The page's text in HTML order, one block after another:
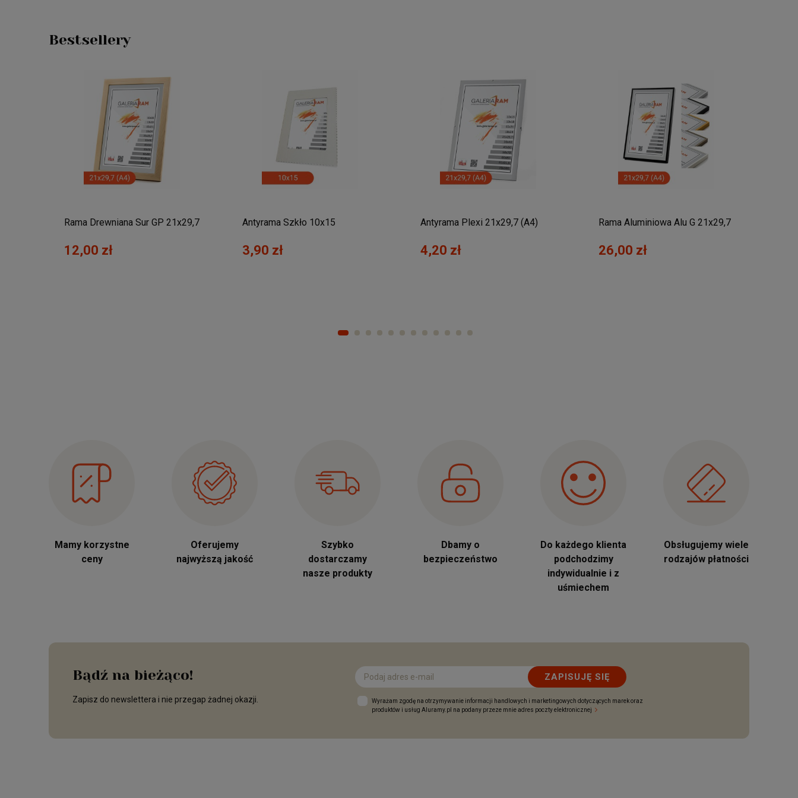
Bestsellery
Rama Drewniana Sur GP 21x29,7
12,00 zł
Antyrama Szkło 10x15
3,90 zł
Antyrama Plexi 21x29,7 (A4)
4,20 zł
Rama Aluminiowa Alu G 21x29,7
26,00 zł
Mamy korzystne
ceny
Oferujemy
najwyższą jakość
Szybko
dostarczamy
nasze produkty
Dbamy o
bezpieczeństwo
Do każdego klienta
podchodzimy
indywidualnie i z
uśmiechem
Obsługujemy wiele
rodzajów płatności
Bądź na bieżąco!
Zapisz do newslettera i nie przegap żadnej okazji.
ZAPISUJĘ SIĘ
Wyrażam zgodę na otrzymywanie informacji handlowych i marketingowych dotyczących marek oraz
produktów i usług Aluramy.pl na podany przeze mnie adres poczty elektronicznej